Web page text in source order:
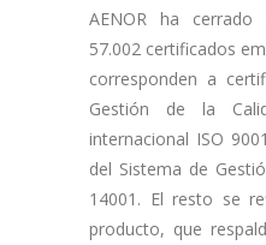
AENOR ha
57.002 certificados
corresponden a
Gestión de la
internacional ISO
del Sistema de
14001. El resto se
producto, que